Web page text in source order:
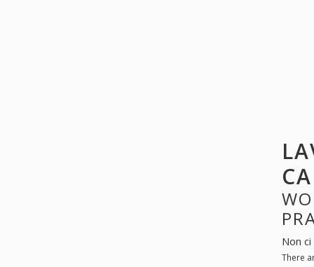
Non
There